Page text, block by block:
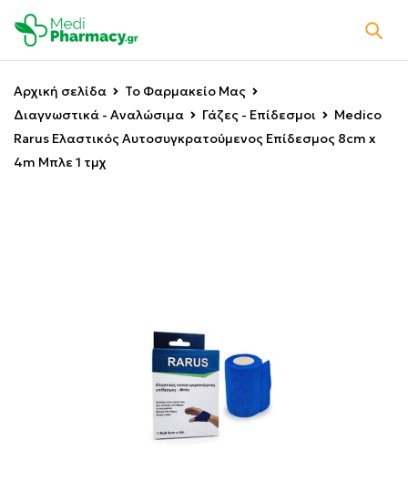
Αρχική σελίδα
Το Φαρμακείο Μας
Διαγνωστικά - Αναλώσιμα
Γάζες - Επίδεσμοι
Medico
Rarus Ελαστικός Αυτοσυγκρατούμενος Επίδεσμος 8cm x
4m Μπλε 1 τμχ